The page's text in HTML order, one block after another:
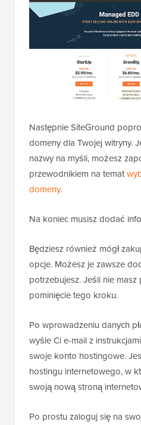
Następnie SiteGround
domeny dla Twojej witryny.
nazwy na myśli, możesz
przewodnikiem na temat
domeny.
Na koniec musisz dodać
Będziesz również mógł
opcje. Możesz je zawsze
potrzebujesz. Jeśli nie
pominięcie tego kroku.
Po wprowadzeniu danych
wyśle Ci e-mail z
swoje konto hostingowe.
hostingu internetowego, w
swoją nową stroną
Po prostu zaloguj się na